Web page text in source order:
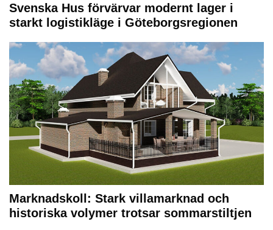
Svenska Hus förvärvar modernt lager i
starkt logistikläge i Göteborgsregionen
Marknadskoll: Stark villamarknad och
historiska volymer trotsar sommarstiltjen